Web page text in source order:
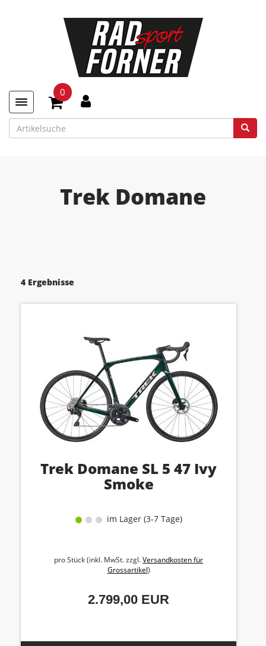
Toggle navigation
0
Trek Domane
4 Ergebnisse
Trek Domane SL 5 47 Ivy
Smoke
im Lager (3-7 Tage)
pro Stück (inkl. MwSt. zzgl.Versandkosten für
Grossartikel)
2.799,00 EUR